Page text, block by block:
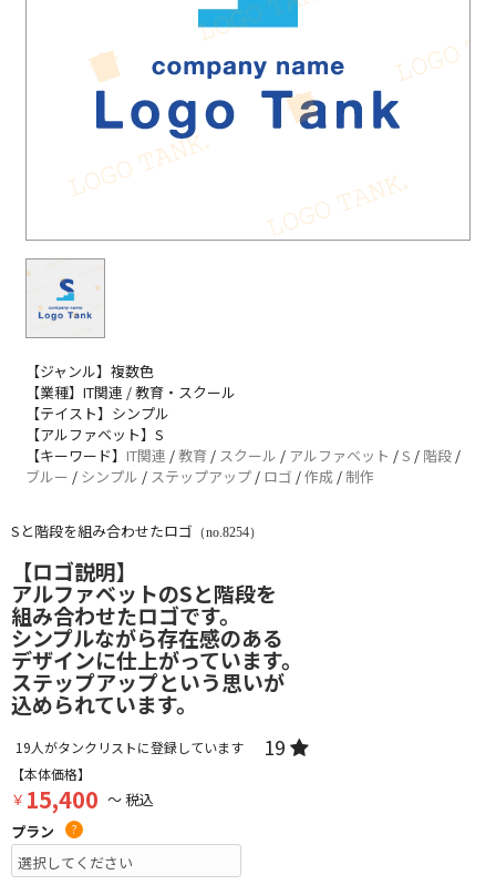
【ジャンル】複数色
【業種】IT関連 / 教育・スクール
【テイスト】シンプル
【アルファベット】S
【キーワード】 IT関連 / 教育 / スクール / アルファベット /S / 階段 /
ブルー / シンプル / ステップアップ / ロゴ /作成 / 制作
Sと階段を組み合わせたロゴ （no.8254）
【ロゴ説明】
アルファベットのSと階段を
組み合わせたロゴです。
シンプルながら存在感のある
デザインに仕上がっています。
ステップアップという思いが
込められています。
19人がタンクリストに登録しています 19
【本体価格】
￥ 15,400 ～ 税込
プラン
?